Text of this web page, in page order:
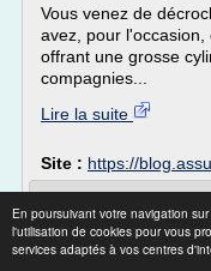
En poursuivant votre navigation
l'utilisation de cookies pour vous
services adaptés à vos centres
Vous venez de
avez, pour
offrant une grosse
compagnies...
Lire la suite
Site : https://
Quel prix pour
sportifs pour
Assurer une voiture